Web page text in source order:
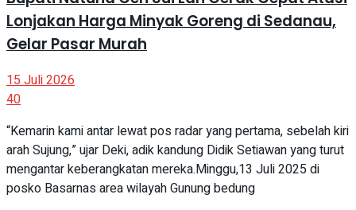
Lonjakan Harga Minyak Goreng di Sedanau,
Gelar Pasar Murah
15 Juli 2026
40
“Kemarin kami antar lewat pos radar yang pertama, sebelah kiri
arah Sujung,” ujar Deki, adik kandung Didik Setiawan yang turut
mengantar keberangkatan mereka.Minggu,13 Juli 2025 di
posko Basarnas area wilayah Gunung bedung